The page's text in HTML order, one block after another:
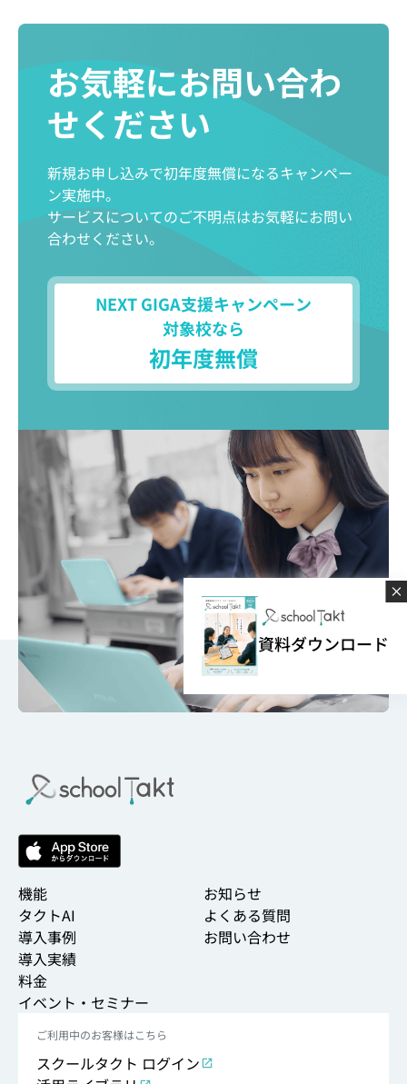
お気軽にお問い合わ
せください
新規お申し込みで初年度無償になるキャンペー
ン実施中。
サービスについてのご不明点はお気軽にお問い
合わせください。
NEXT GIGA支援キャンペーン
対象校なら
初年度無償
資料ダウンロード
機能
タクトAI
導入事例
導入実績
料金
イベント・セミナー
お知らせ
よくある質問
お問い合わせ
ご利用中のお客様はこちら
スクールタクト ログイン